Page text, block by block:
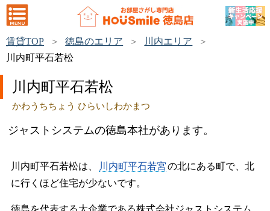
賃貸TOP 徳島のエリア
川内エリア
川内町平石若松
川内町平石若松
かわうちちょう ひらいしわかまつ
ジャストシステムの徳島本社があります。
川内町平石若松は、 川内町平石若宮の北にある町で、北
に行くほど住宅が少ないです。
徳島を代表する大企業である株式会社ジャストシステム